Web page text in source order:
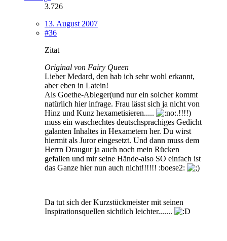
3.726
13. August 2007
#36
Zitat
Original von Fairy Queen
Lieber Medard, den hab ich sehr wohl erkannt,
aber eben in Latein!
Als Goethe-Ableger(und nur ein solcher kommt
natürlich hier infrage. Frau lässt sich ja nicht von
Hinz und Kunz hexametisieren.....
.!!!!)
muss ein waschechtes deutschsprachiges Gedicht
galanten Inhaltes in Hexametern her. Du wirst
hiermit als Juror eingesetzt. Und dann muss dem
Herrn Draugur ja auch noch mein Rücken
gefallen und mir seine Hände-also SO einfach ist
das Ganze hier nun auch nicht!!!!!! :boese2:
Da tut sich der Kurzstückmeister mit seinen
Inspirationsquellen sichtlich leichter.......